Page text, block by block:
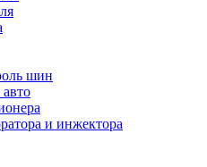
шин
и инжектора